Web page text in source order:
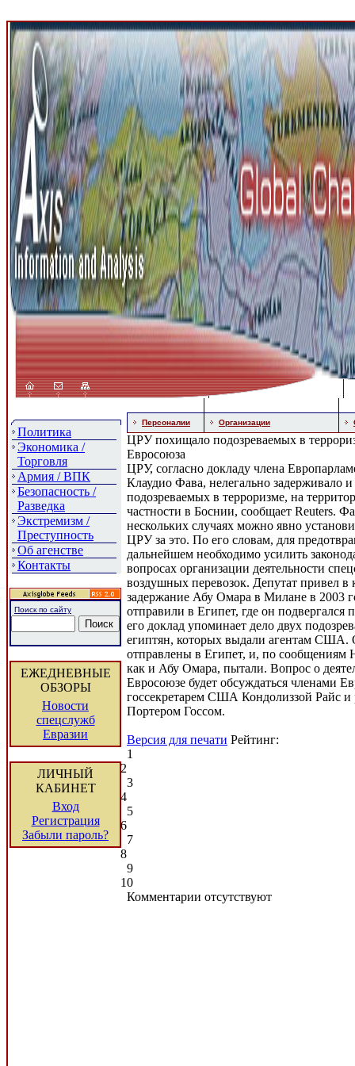
Политика
Экономика /
Торговля
Армия / ВПК
Безопасность /
Разведка
Экстремизм /
Преступность
Об агенстве
Контакты
Поиск по сайту
ЕЖЕДНЕВНЫЕ
ОБЗОРЫ
Новости
спецслужб
Евразии
ЛИЧНЫЙ
КАБИНЕТ
Вход
Регистрация
Забыли пароль?
Персоналии Организации
ЦРУ похищало подозреваемых в
Евросоюза
ЦРУ, согласно докладу члена
Клаудио Фава, нелегально задерживало
подозреваемых в терроризме, на
частности в Боснии, сообщает Reuters.
нескольких случаях можно явно
ЦРУ за это. По его словам, для
дальнейшем необходимо усилить
вопросах организации деятельности
воздушных перевозок. Депутат привел в
задержание Абу Омара в Милане в 2003
отправили в Египет, где он
его доклад упоминает дело двух
египтян, которых выдали агентам США.
отправлены в Египет, и, по сообщениям
как и Абу Омара, пытали. Вопрос о
Евросоюзе будет обсуждаться членами
госсекретарем США Кондолиззой Райс
Портером Госсом.
Версия для печати Рейтинг:
1
2
3
4
5
6
7
8
9
10
Комментарии отсутствуют